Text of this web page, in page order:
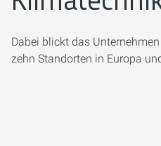
Dabei blickt das
zehn Standorten in Europa